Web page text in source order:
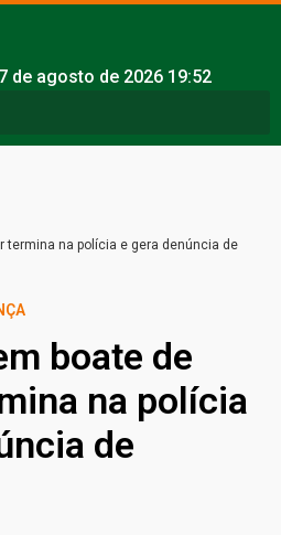
7 de agosto de 2026 19:52
termina na polícia e gera denúncia de
boate de
na polícia
de